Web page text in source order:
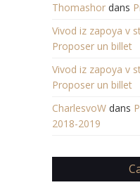
Thomashor dans
Vivod iz zapoya v
Proposer un billet
Vivod iz zapoya v
Proposer un billet
CharlesvoW dans
2018-2019